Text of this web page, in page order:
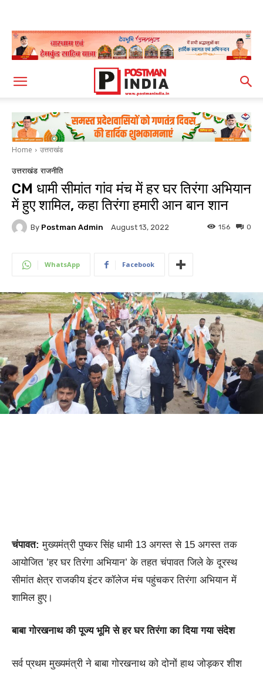
Home उत्तराखंड
उत्तराखंड राजनीति
CM धामी सीमांत गांव मंच में हर घर तिरंगा अभियान
में हुए शामिल, कहा तिरंगा हमारी आन बान शान
By Postman Admin August 13, 2022 0
156
WhatsApp Facebook
चंपावत:मुख्यमंत्री पुष्कर सिंह धामी 13 अगस्त से 15 अगस्त तक
आयोजित ’हर घर तिरंगा अभियान’ के तहत चंपावत जिले के दूरस्थ
सीमांत क्षेत्र राजकीय इंटर कॉलेज मंच पहुंचकर तिरंगा अभियान में
शामिल हुए।
बाबा गोरखनाथ की पूज्य भूमि से हर घर तिरंगा का दिया गया संदेश
सर्व प्रथम मुख्यमंत्री ने बाबा गोरखनाथ को दोनों हाथ जोड़कर शीश